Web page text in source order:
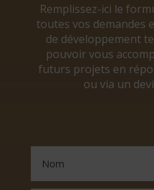
Remplissez-ici le
toutes vos demandes
de développement
pouvoir vous
futurs projets en
ou via un